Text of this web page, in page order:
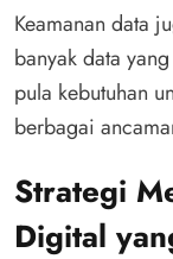
Keamanan data
banyak data
pula kebutuhan
berbagai
Strategi
Digital